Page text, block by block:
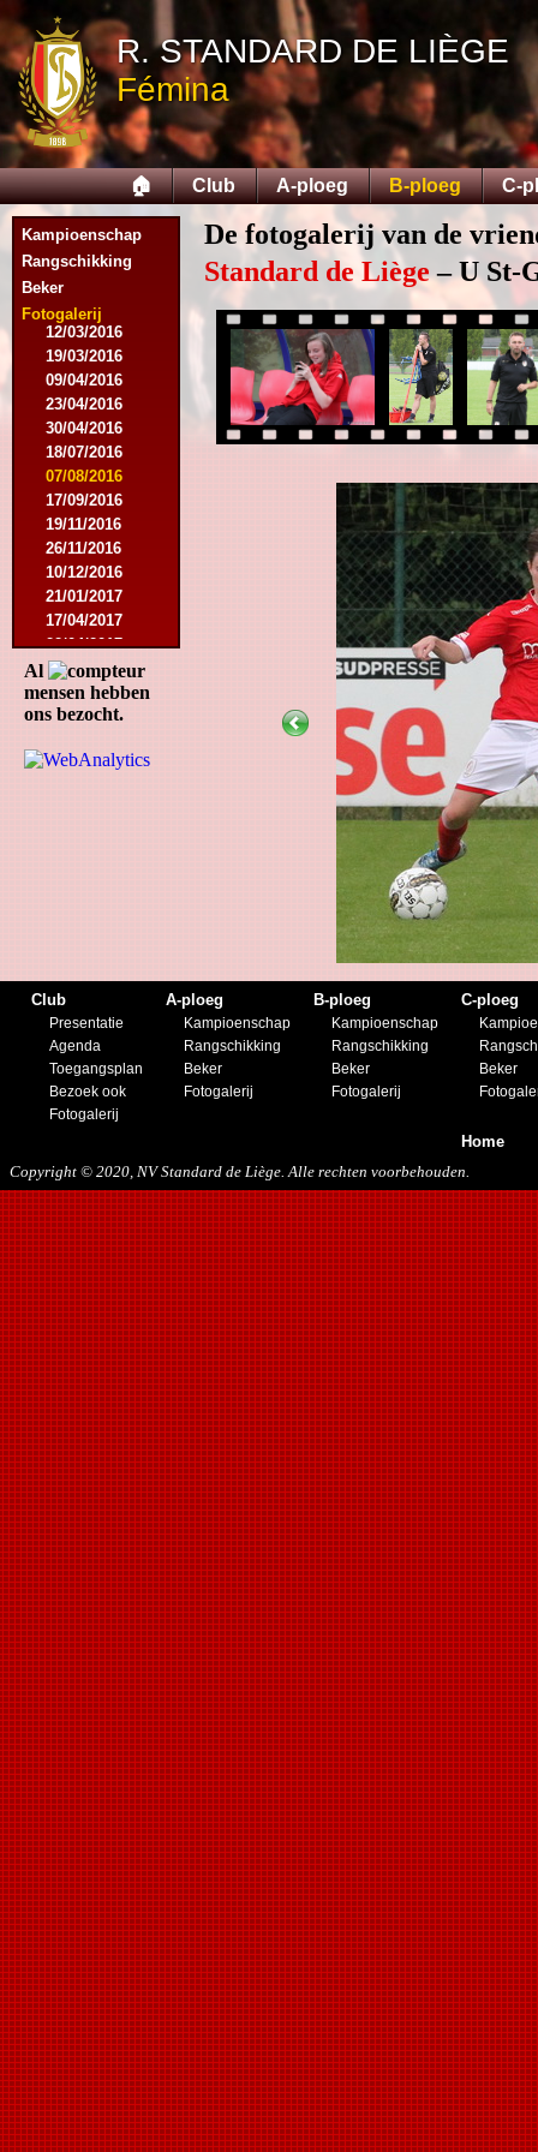
R. STANDARD DE LIÈGE
Fémina
🏠 Club A-ploeg B-ploeg C-
Kampioenschap
Rangschikking
Beker
Fotogalerij
14/02/2015
21/02/2015
18/04/2015
22/04/2015
09/05/2015
20/07/2015
01/08/2015
11/08/2015
29/08/2015
05/09/2015
11/11/2015
28/11/2015
27/02/2016
12/03/2016
19/03/2016
09/04/2016
23/04/2016
30/04/2016
18/07/2016
07/08/2016
17/09/2016
19/11/2016
26/11/2016
10/12/2016
21/01/2017
17/04/2017
22/04/2017
16/08/2017
12/05/2018
25/05/2018
04/05/2019
Al
mensen hebben
ons bezocht.
De fotogalerij van de
Standard de Liège– U St-
Club
Presentatie
Agenda
Toegangsplan
Bezoek ook
Fotogalerij
A-ploeg
Kampioenschap
Rangschikking
Beker
Fotogalerij
B-ploeg
Kampioenschap
Rangschikking
Beker
Fotogalerij
C-ploeg
Beker
Home
Copyright © 2020, NV Standard de Liège. Alle rechten voorbehouden.